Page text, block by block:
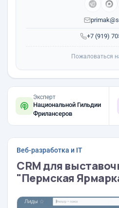
+7 (919)
Пожаловаться
Эксперт
Национальной Гильдии
Фрилансеров
Веб-разработка и IT
CRM для
"Пермская